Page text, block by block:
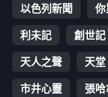
以色列新聞
你
利未記
創世記
天人之聲
天堂
市井心靈
張